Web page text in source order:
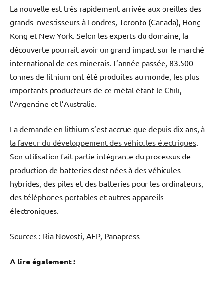
La nouvelle est très rapidement arrivée aux oreilles des
grands investisseurs à Londres, Toronto (Canada), Hong
Kong et New York. Selon les experts du domaine, la
découverte pourrait avoir un grand impact sur le marché
international de ces minerais. L’année passée, 83.500
tonnes de lithium ont été produites au monde, les plus
importants producteurs de ce métal étant le Chili,
l’Argentine et l’Australie.
La demande en lithium s’est accrue que depuis dix ans, à
la faveur du développement des véhicules électriques
Son utilisation fait partie intégrante du processus de
production de batteries destinées à des véhicules
hybrides, des piles et des batteries pour les ordinateurs,
des téléphones portables et autres appareils
électroniques.
Sources : Ria Novosti, AFP, Panapress
A lire également :